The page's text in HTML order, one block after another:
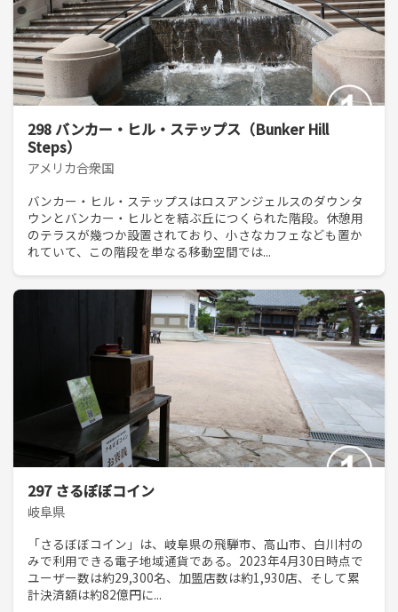
298 バンカー・ヒル・ステップス（Bunker Hill
Steps）
アメリカ合衆国
バンカー・ヒル・ステップスはロスアンジェルスのダウンタ
ウンとバンカー・ヒルとを結ぶ丘につくられた階段。休憩用
のテラスが幾つか設置されており、小さなカフェなども置か
れていて、この階段を単なる移動空間では...
297 さるぼぼコイン
岐阜県
「さるぼぼコイン」は、岐阜県の飛騨市、高山市、白川村の
みで利用できる電子地域通貨である。2023年4月30日時点で
ユーザー数は約29,300名、加盟店数は約1,930店、そして累
計決済額は約82億円に...